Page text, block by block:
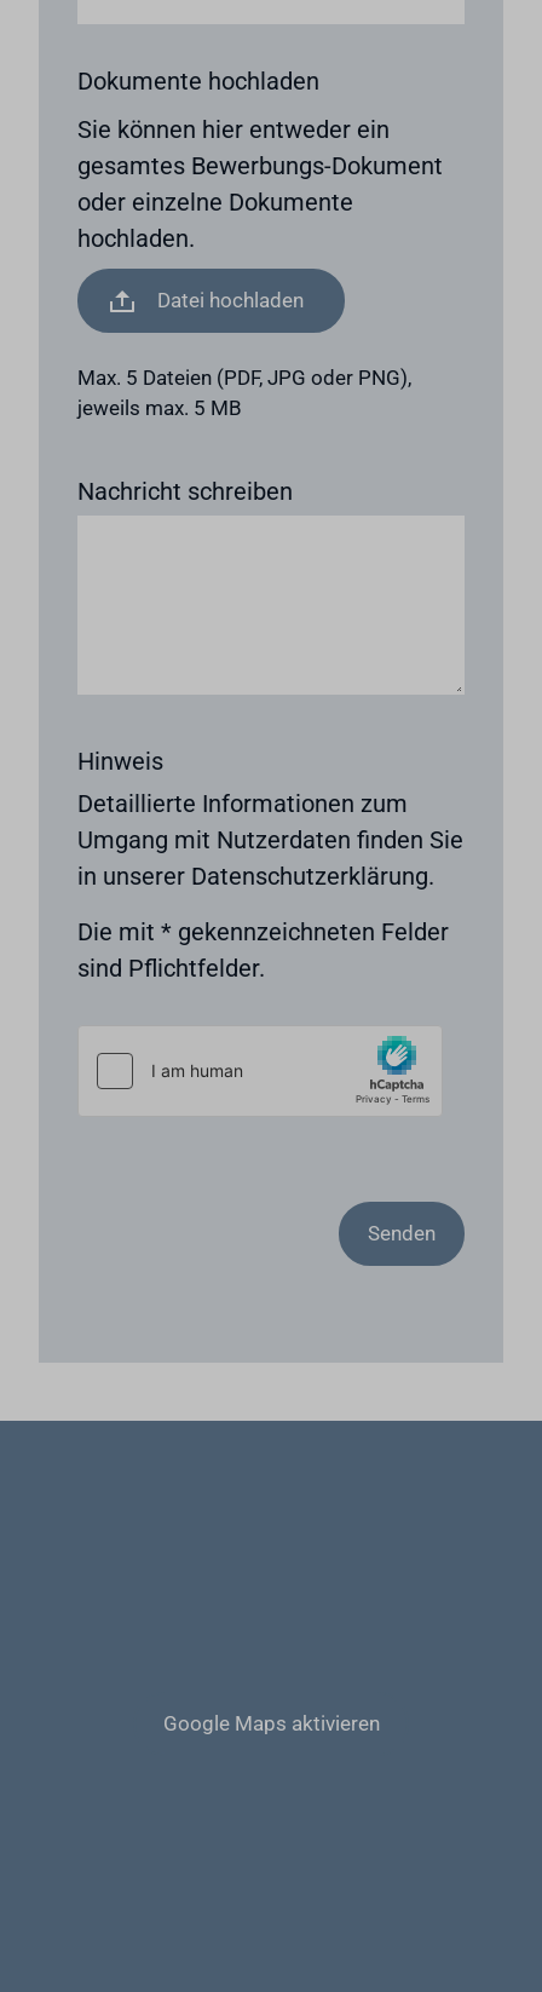
Dokumente hochladen
Sie können hier entweder ein
gesamtes Bewerbungs-Dokument
oder einzelne Dokumente
hochladen.
Datei hochladen
Max. 5 Dateien (PDF, JPG oder PNG),
jeweils max. 5 MB
Nachricht schreiben
Hinweis
Detaillierte Informationen zum
Umgang mit Nutzerdaten finden Sie
in unserer Datenschutzerklärung.
Die mit * gekennzeichneten Felder
sind Pflichtfelder.
Senden
Google Maps aktivieren